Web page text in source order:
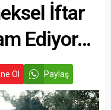
İftar
Ediyor…
Ol Paylaş